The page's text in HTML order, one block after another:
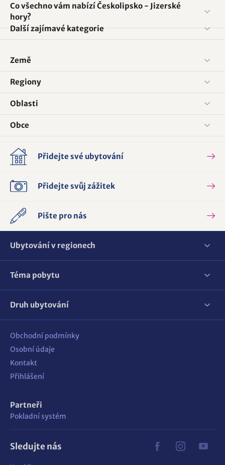
Co všechno vám nabízí Českolipsko - Jizerské
hory?
Další zajímavé kategorie
Země
Regiony
Oblasti
Obce
Přidejte své ubytování
Přidejte svůj zážitek
Pište pro nás
Ubytování v regionech
Téma pobytu
Druh ubytování
Obchodní podmínky
Osobní údaje
Kontakt
Přihlášení
Partneři
Pokladní systém
Sledujte nás